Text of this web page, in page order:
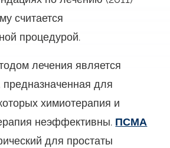
считается
процедурой.
лечения является
предназначенная для
химиотерапия и
неэффективны. ПСМА
для простаты